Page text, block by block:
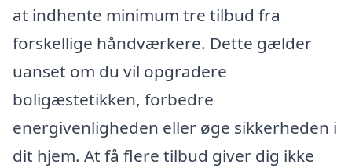
at indhente minimum tre tilbud fra
forskellige håndværkere. Dette gælder
uanset om du vil opgradere
boligæstetikken, forbedre
energivenligheden eller øge sikkerheden i
dit hjem. At få flere tilbud giver dig ikke